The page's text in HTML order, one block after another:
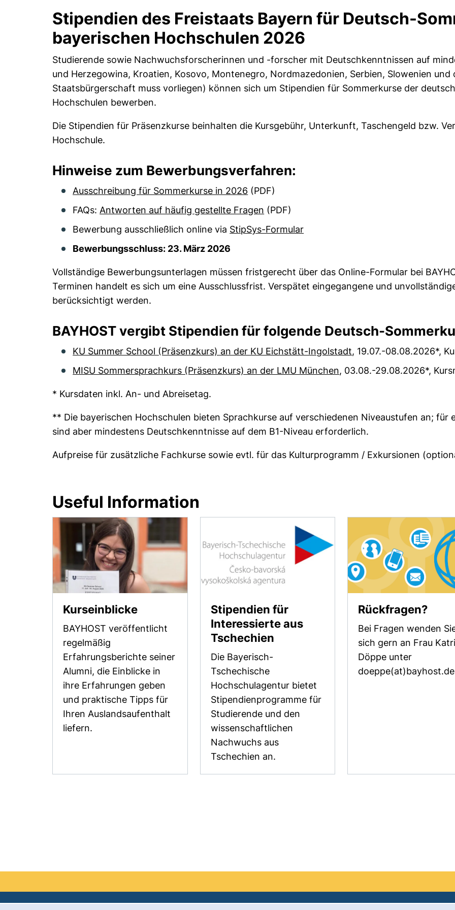
Stipendien des Freistaats Bayern für Deutsch-
bayerischen Hochschulen 2026
Studierende sowie Nachwuchsforscherinnen und -forscher mit Deutschkenntnissen auf
und Herzegowina, Kroatien, Kosovo, Montenegro, Nordmazedonien, Serbien, Slowenien
Staatsbürgerschaft muss vorliegen) können sich um Stipendien für Sommerkurse der
Hochschulen bewerben.
Die Stipendien für Präsenzkurse beinhalten die Kursgebühr, Unterkunft, Taschengeld bzw.
Hochschule.
Hinweise zum Bewerbungsverfahren:
Ausschreibung für Sommerkurse in 2026 (PDF)
FAQs: Antworten auf häufig gestellte Fragen (PDF)
Bewerbung ausschließlich online via StipSys-Formular
Bewerbungsschluss: 23. März 2026
Vollständige Bewerbungsunterlagen müssen fristgerecht über das Online-Formular bei
Terminen handelt es sich um eine Ausschlussfrist. Verspätet eingegangene und
berücksichtigt werden.
BAYHOST vergibt Stipendien für folgende Deutsch-
KU Summer School (Präsenzkurs) an der KU Eichstätt-Ingolstadt, 19.07.-08.08.2026*,
MISU Sommersprachkurs (Präsenzkurs) an der LMU München, 03.08.-29.08.2026*,
* Kursdaten inkl. An- und Abreisetag.
** Die bayerischen Hochschulen bieten Sprachkurse auf verschiedenen Niveaustufen an; für
sind aber mindestens Deutschkenntnisse auf dem B1-Niveau erforderlich.
Aufpreise für zusätzliche Fachkurse sowie evtl. für das Kulturprogramm / Exkursionen
Useful Information
Kurseinblicke
BAYHOST veröffentlicht
regelmäßig
Erfahrungsberichte seiner
Alumni, die Einblicke in
ihre Erfahrungen geben
und praktische Tipps für
Ihren Auslandsaufenthalt
liefern.
Stipendien für
Interessierte aus
Tschechien(externer Link, öffnet neues
Die Bayerisch-
Tschechische
Hochschulagentur bietet
Stipendienprogramme für
Studierende und den
wissenschaftlichen
Nachwuchs aus
Tschechien an.
Rückfragen?
Bei Fragen wenden
sich gern an Frau
Döppe unter